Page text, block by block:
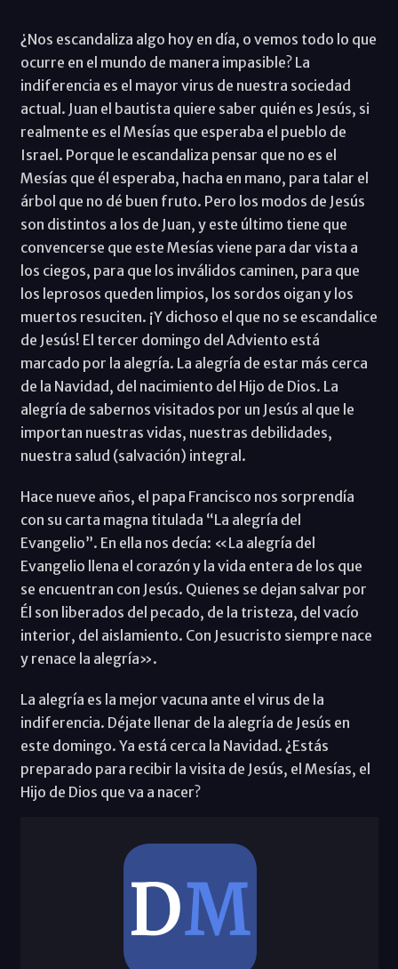
¿Nos escandaliza algo hoy en día, o vemos todo lo que
ocurre en el mundo de manera impasible? La
indiferencia es el mayor virus de nuestra sociedad
actual. Juan el bautista quiere saber quién es Jesús, si
realmente es el Mesías que esperaba el pueblo de
Israel. Porque le escandaliza pensar que no es el
Mesías que él esperaba, hacha en mano, para talar el
árbol que no dé buen fruto. Pero los modos de Jesús
son distintos a los de Juan, y este último tiene que
convencerse que este Mesías viene para dar vista a
los ciegos, para que los inválidos caminen, para que
los leprosos queden limpios, los sordos oigan y los
muertos resuciten. ¡Y dichoso el que no se escandalice
de Jesús! El tercer domingo del Adviento está
marcado por la alegría. La alegría de estar más cerca
de la Navidad, del nacimiento del Hijo de Dios. La
alegría de sabernos visitados por un Jesús al que le
importan nuestras vidas, nuestras debilidades,
nuestra salud (salvación) integral.
Hace nueve años, el papa Francisco nos sorprendía
con su carta magna titulada “La alegría del
Evangelio”. En ella nos decía: «La alegría del
Evangelio llena el corazón y la vida entera de los que
se encuentran con Jesús. Quienes se dejan salvar por
Él son liberados del pecado, de la tristeza, del vacío
interior, del aislamiento. Con Jesucristo siempre nace
y renace la alegría».
La alegría es la mejor vacuna ante el virus de la
indiferencia. Déjate llenar de la alegría de Jesús en
este domingo. Ya está cerca la Navidad. ¿Estás
preparado para recibir la visita de Jesús, el Mesías, el
Hijo de Dios que va a nacer?